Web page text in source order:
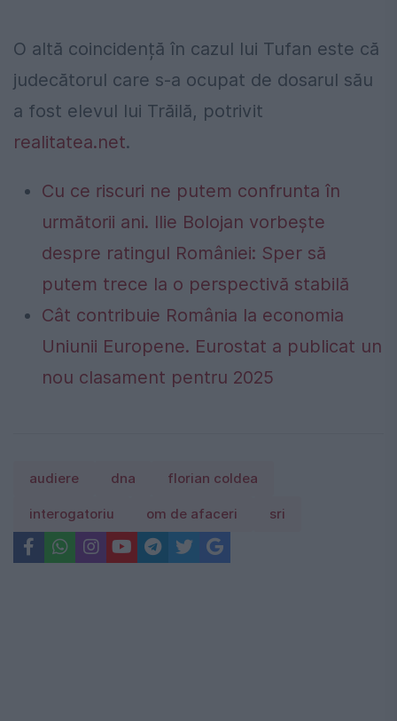
O altă coincidență în cazul lui Tufan este că
judecătorul care s-a ocupat de dosarul său
a fost elevul lui Trăilă, potrivit
realitatea.net.
Cu ce riscuri ne putem confrunta în
următorii ani. Ilie Bolojan vorbește
despre ratingul României: Sper să
putem trece la o perspectivă stabilă
Cât contribuie România la economia
Uniunii Europene. Eurostat a publicat un
nou clasament pentru 2025
audiere dna florian coldea
interogatoriu om de afaceri sri